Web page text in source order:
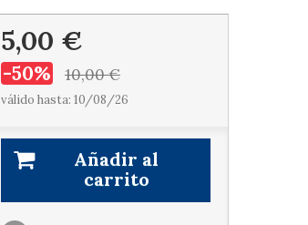
5,00 €
-50% 10,00 €
válido hasta: 10/08/26
Añadir al
carrito